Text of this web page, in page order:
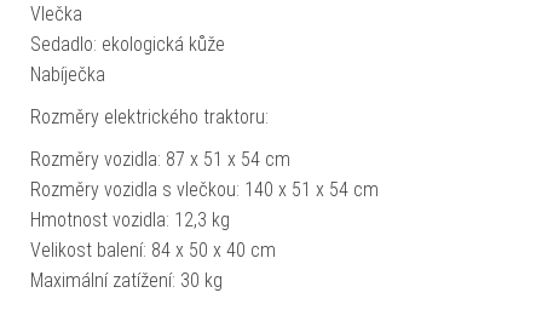
Vlečka
Sedadlo: ekologická kůže
Nabíječka
Rozměry elektrického traktoru:
Rozměry vozidla: 87 x 51 x 54 cm
Rozměry vozidla s vlečkou: 140 x 51 x 54 cm
Hmotnost vozidla: 12,3 kg
Velikost balení: 84 x 50 x 40 cm
Maximální zatížení: 30 kg